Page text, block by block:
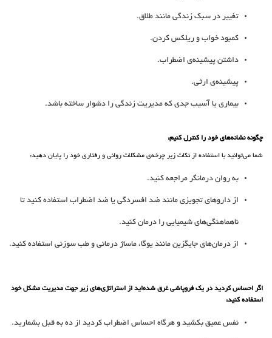
تغییر در سبک زندگی مانند طلاق.
کمبود خواب و ریلکس کردن.
داشتن پیشینه‌ی اضطراب.
پیشینه‌ی ارثی.
بیماری یا آسیب جدی که مدیریت زندگی را دشوار ساخته باشد.
چگونه نشانه‌های خود را کنترل کنیم:
شما می‌توانید با استفاده از نکات زیر چرخه‌ی مشکلات روانی و رفتاری خود را پایان دهید:
به روان درمانگر مراجعه کنید.
از دارو‌های تجویزی مانند‌ ضد افسردگی یا ضد اضطراب استفاده کنید تا
ناهماهنگی‌های شیمیایی را درمان کنید.
از درمان‌های جایگزین مانند یوگا، ماساژ درمانی و طب سوزنی استفاده کنید.
اگر احساس کردید در یک فروپاشی غرق شده‌اید از استراتژی‌های زیر جهت مدیریت مشکل خود
استفاده کنید:
نفس عمیق بکشید و هرگاه احساس اضطراب کردید از ده به قبل بشمارید.